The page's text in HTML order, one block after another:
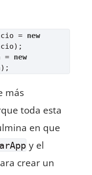
= new
= new
más
toda esta
en que
y el
crear un